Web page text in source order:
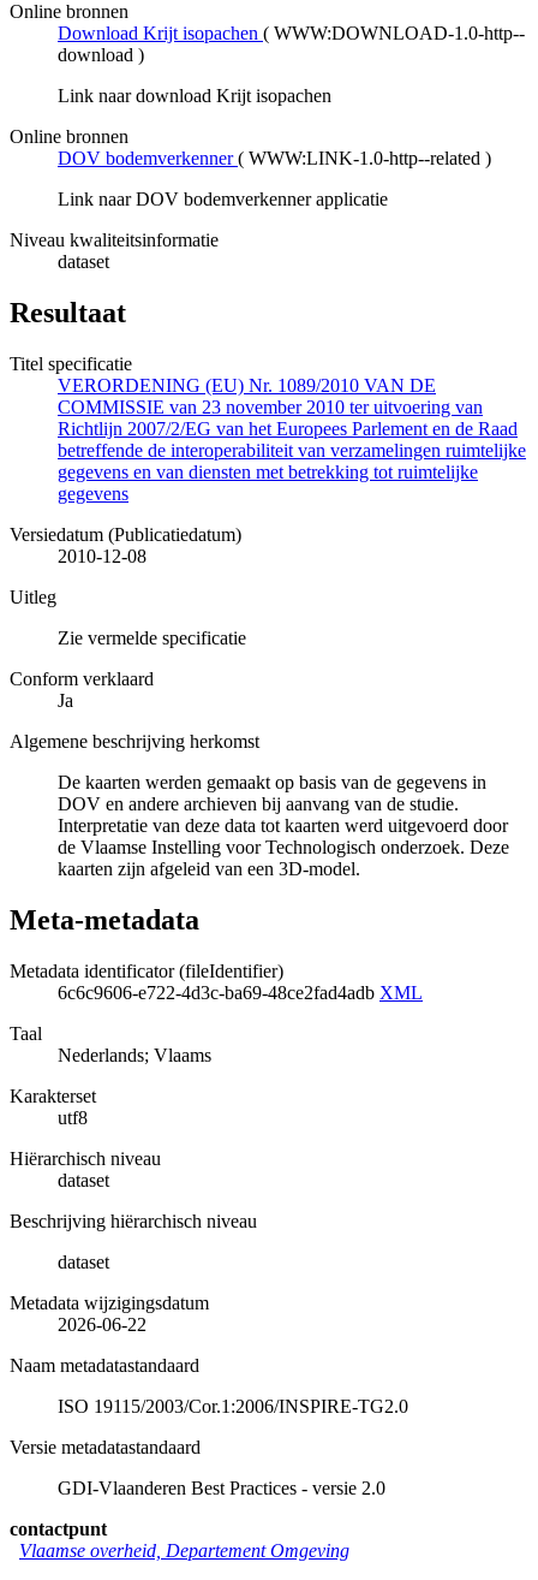
Online bronnen
Download Krijt isopachen ( WWW:DOWNLOAD-1.0-http--
download )
Link naar download Krijt isopachen
Online bronnen
DOV bodemverkenner ( WWW:LINK-1.0-http--related )
Link naar DOV bodemverkenner applicatie
Niveau kwaliteitsinformatie
dataset
Resultaat
Titel specificatie
VERORDENING (EU) Nr. 1089/2010 VAN DE
COMMISSIE van 23 november 2010 ter uitvoering van
Richtlijn 2007/2/EG van het Europees Parlement en de Raad
betreffende de interoperabiliteit van verzamelingen ruimtelijke
gegevens en van diensten met betrekking tot ruimtelijke
gegevens
Versiedatum (Publicatiedatum)
2010-12-08
Uitleg
Zie vermelde specificatie
Conform verklaard
Ja
Algemene beschrijving herkomst
De kaarten werden gemaakt op basis van de gegevens in
DOV en andere archieven bij aanvang van de studie.
Interpretatie van deze data tot kaarten werd uitgevoerd door
de Vlaamse Instelling voor Technologisch onderzoek. Deze
kaarten zijn afgeleid van een 3D-model.
Meta-metadata
Metadata identificator (fileIdentifier)
6c6c9606-e722-4d3c-ba69-48ce2fad4adb XML
Taal
Nederlands; Vlaams
Karakterset
utf8
Hiërarchisch niveau
dataset
Beschrijving hiërarchisch niveau
dataset
Metadata wijzigingsdatum
2026-06-22
Naam metadatastandaard
ISO 19115/2003/Cor.1:2006/INSPIRE-TG2.0
Versie metadatastandaard
GDI-Vlaanderen Best Practices - versie 2.0
contactpunt
Vlaamse overheid, Departement Omgeving